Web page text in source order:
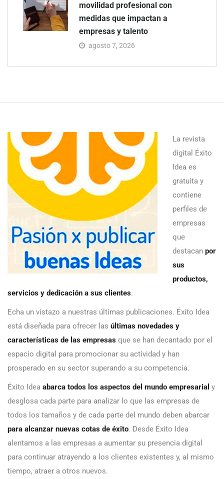
movilidad profesional con
medidas que impactan a
empresas y talento
agosto 7, 2026
La revista
digital Éxito
Idea es
gratuita y
contiene
perfiles de
empresas
que
destacan por
sus
productos,
servicios y dedicación a sus clientes.
Echa un vistazo a nuestras últimas publicaciones. Éxito Idea
está diseñada para ofrecer las últimas novedades y
características de las empresas que se han decantado por el
espacio digital para promocionar su actividad y han
prosperado en su sector superando a su competencia.
Éxito Idea abarca todos los aspectos del mundo empresarial y
desglosa cada parte para analizar lo que las empresas de
todos los tamaños y de cada parte del mundo deben abarcar
para alcanzar nuevas cotas de éxito. Desde Éxito Idea
alentamos a las empresas a aumentar su presencia digital
para continuar atrayendo a los clientes existentes y, al mismo
tiempo, atraer a otros nuevos.